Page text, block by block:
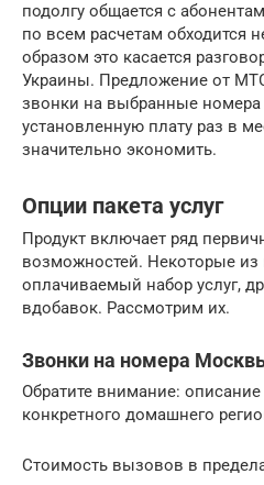
подолгу общается с
по всем расчетам обходится
образом это касается
Украины. Предложение от
звонки на выбранные
установленную плату раз в
значительно экономить.
Опции пакета услуг
Продукт включает ряд
возможностей. Некоторые из
оплачиваемый набор услуг,
вдобавок. Рассмотрим их.
Звонки на номера
Обратите внимание:
конкретного домашнего
Стоимость вызовов в